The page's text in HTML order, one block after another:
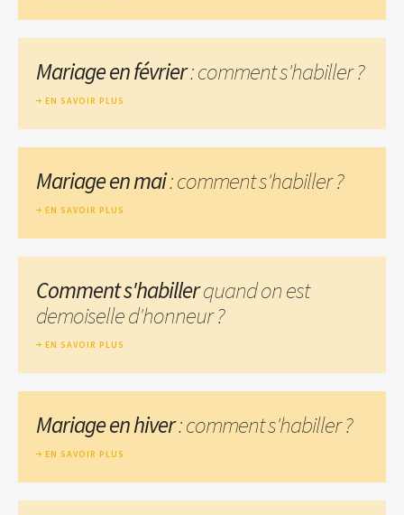
Mariage en février: comment s'habiller ?
EN SAVOIR PLUS
Mariage en mai: comment s'habiller ?
EN SAVOIR PLUS
Comment s'habillerquand on est
demoiselle d'honneur ?
EN SAVOIR PLUS
Mariage en hiver: comment s'habiller ?
EN SAVOIR PLUS